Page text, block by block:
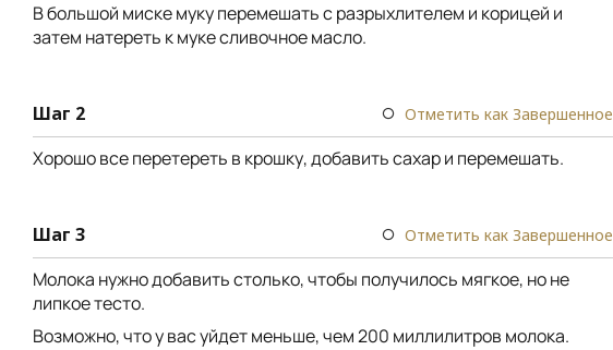
В большой миске муку перемешать с разрыхлителем и корицей и
затем натереть к муке сливочное масло.
Шаг 2 Отметить как Завершенное
Хорошо все перетереть в крошку, добавить сахар и перемешать.
Шаг 3 Отметить как Завершенное
Молока нужно добавить столько, чтобы получилось мягкое, но не
липкое тесто.
Возможно, что у вас уйдет меньше, чем 200 миллилитров молока.